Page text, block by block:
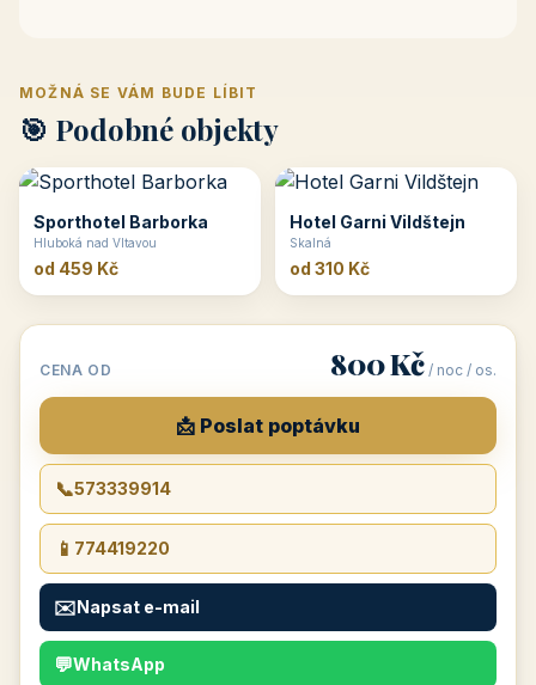
MOŽNÁ SE VÁM BUDE LÍBIT
🎯 Podobné objekty
Sporthotel Barborka
Hluboká nad Vltavou
od 459 Kč
Hotel Garni Vildštejn
Skalná
od 310 Kč
CENA OD 800 Kč / noc / os.
📩 Poslat poptávku
📞573339914
📱 774419220
✉️Napsat e-mail
💬WhatsApp